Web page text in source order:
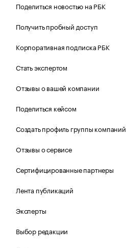
Поделиться новостью на РБК
Получить пробный доступ
Корпоративная подписка РБК
Стать экспертом
Отзывы о вашей компании
Поделиться кейсом
Создать профиль группы компаний
Отзывы о сервисе
Сертифицированные партнеры
Лента публикаций
Эксперты
Выбор редакции